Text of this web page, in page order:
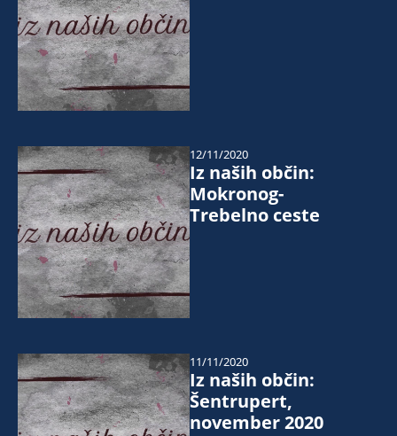
Iz naših občin:
Mokronog-
Trebelno ceste
12/11/2020
Iz naših občin:
Šentrupert,
november 2020
11/11/2020